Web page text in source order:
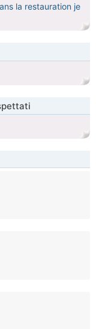
la restauration je